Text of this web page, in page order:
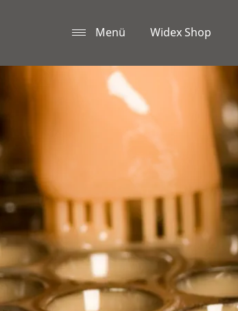
Menü Widex Shop